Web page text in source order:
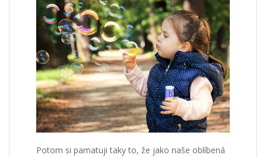
Potom si pamatuji taky to, že jako naše oblíbená